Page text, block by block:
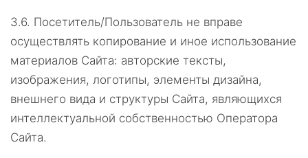
3.6. Посетитель/Пользователь не вправе
осуществлять копирование и иное использование
материалов Сайта: авторские тексты,
изображения, логотипы, элементы дизайна,
внешнего вида и структуры Сайта, являющихся
интеллектуальной собственностью Оператора
Сайта.